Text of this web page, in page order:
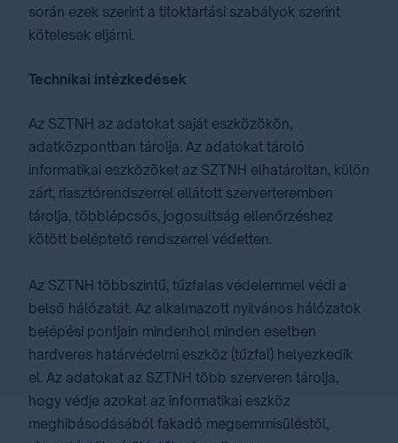
során ezek szerint a titoktartási szabályok szerint
kötelesek eljárni.
Technikai intézkedések
Az SZTNH az adatokat saját eszközökön,
adatközpontban tárolja. Az adatokat tároló
informatikai eszközöket az SZTNH elhatároltan, külön
zárt, riasztórendszerrel ellátott szerverteremben
tárolja, többlépcsős, jogosultság ellenőrzéshez
kötött beléptető rendszerrel védetten.
Az SZTNH többszintű, tűzfalas védelemmel védi a
belső hálózatát. Az alkalmazott nyilvános hálózatok
belépési pontjain mindenhol minden esetben
hardveres határvédelmi eszköz (tűzfal) helyezkedik
el. Az adatokat az SZTNH több szerveren tárolja,
hogy védje azokat az informatikai eszköz
meghibásodásából fakadó megsemmisüléstől,